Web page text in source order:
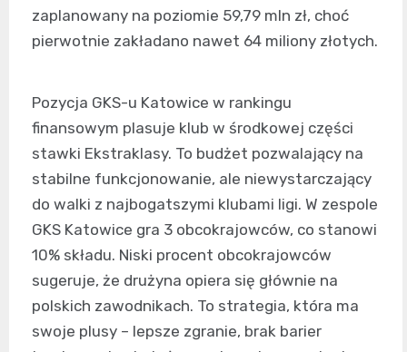
zaplanowany na poziomie 59,79 mln zł, choć
pierwotnie zakładano nawet 64 miliony złotych.
Pozycja GKS-u Katowice w rankingu
finansowym plasuje klub w środkowej części
stawki Ekstraklasy. To budżet pozwalający na
stabilne funkcjonowanie, ale niewystarczający
do walki z najbogatszymi klubami ligi. W zespole
GKS Katowice gra 3 obcokrajowców, co stanowi
10% składu. Niski procent obcokrajowców
sugeruje, że drużyna opiera się głównie na
polskich zawodnikach. To strategia, która ma
swoje plusy – lepsze zgranie, brak barier